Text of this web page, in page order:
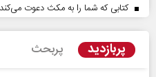
کتابی که شما را به مکث دعوت می‌کند
پربازدید پربحث